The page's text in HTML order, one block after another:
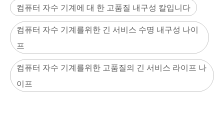
컴퓨터 자수 기계에 대 한 고품질 내구성 칼입니다
컴퓨터 자수 기계를위한 긴 서비스 수명 내구성 나이
프
컴퓨터 자수 기계를위한 고품질의 긴 서비스 라이프 나
이프